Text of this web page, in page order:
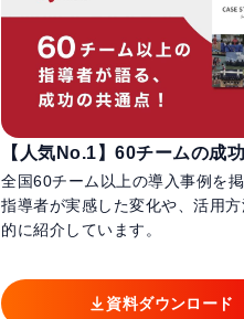
【人気No.1】60チームの成
全国60チーム以上の導入事例を掲
指導者が実感した変化や、活用
的に紹介しています。
資料ダウンロード